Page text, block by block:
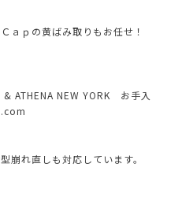
ｐの黄ばみ取りもお任せ！
& ATHENA NEW YORK お手入
崩れ直しも対応しています。